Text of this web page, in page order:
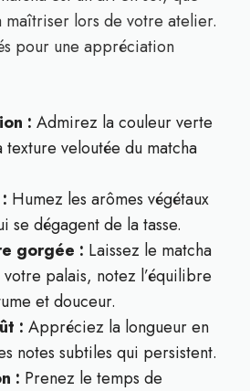
lors de votre atelier.
pour une appréciation
: Admirez la couleur verte
texture veloutée du matcha
Humez les arômes végétaux
se dégagent de la tasse.
gorgée : Laissez le matcha
palais, notez l’équilibre
et douceur.
: Appréciez la longueur en
notes subtiles qui persistent.
: Prenez le temps de